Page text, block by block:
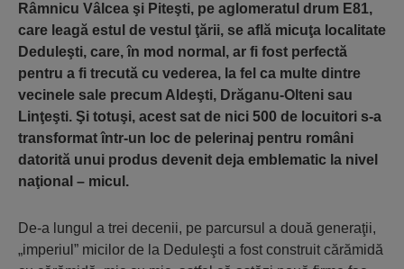
Râmnicu Vâlcea şi Piteşti, pe aglomeratul drum E81,
care leagă estul de vestul ţării, se află micuţa localitate
Deduleşti, care, în mod normal, ar fi fost perfectă
pentru a fi trecută cu vederea, la fel ca multe dintre
vecinele sale precum Aldeşti, Drăganu-Olteni sau
Linţeşti. Şi totuşi, acest sat de nici 500 de locuitori s-a
transformat într-un loc de pelerinaj pentru români
datorită unui produs devenit deja emblematic la nivel
naţional – micul.
De-a lungul a trei decenii, pe parcursul a două generaţii,
„imperiul” micilor de la Deduleşti a fost construit cărămidă